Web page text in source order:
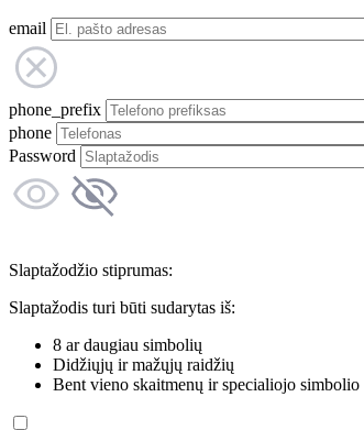
email
phone_prefix
phone
Password
Slaptažodžio stiprumas:
Slaptažodis turi būti sudarytas iš:
8 ar daugiau simbolių
Didžiųjų ir mažųjų raidžių
Bent vieno skaitmenų ir specialiojo simbolio